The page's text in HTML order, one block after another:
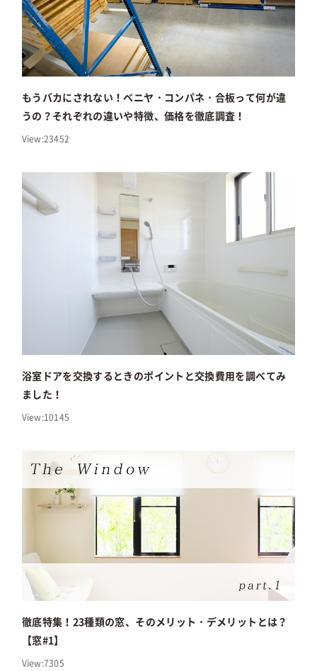
もうバカにされない！ベニヤ・コンパネ・合板って何が違
うの？それぞれの違いや特徴、価格を徹底調査！
View:23452
浴室ドアを交換するときのポイントと交換費用を調べてみ
ました！
View:10145
徹底特集！23種類の窓、そのメリット・デメリットとは？
【窓#1】
View:7305